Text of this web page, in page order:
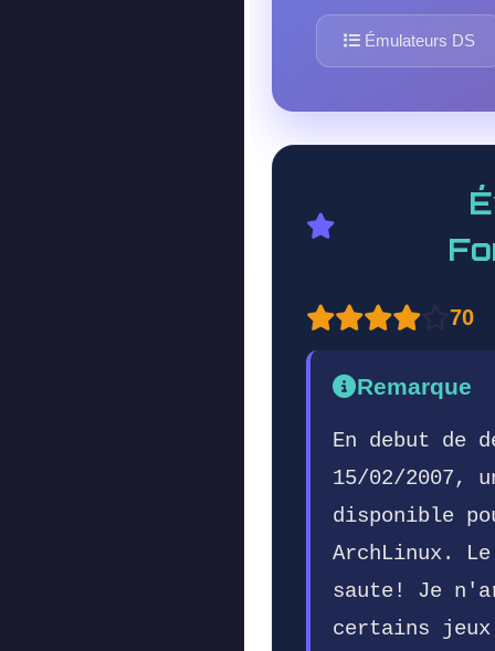
Émulateurs DS
70
Remarque
En debut de
15/02/2007,
disponible
ArchLinux.
saute! Je
certains